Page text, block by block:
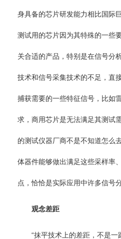
身具备的芯片研发能力相比国际
测试用的芯片因为其特殊的一些
关合适的产品，特别是在信号分
技术和信号采集技术的不足，直
捕获需要的一些特征信号，比如
求，商用芯片是无法满足其测试
的测试仪器厂商不是不知道怎么
体器件能够做出满足这些采样率
点，恰恰是实际应用中许多信号
观念差距
“抹平技术上的差距，不是一